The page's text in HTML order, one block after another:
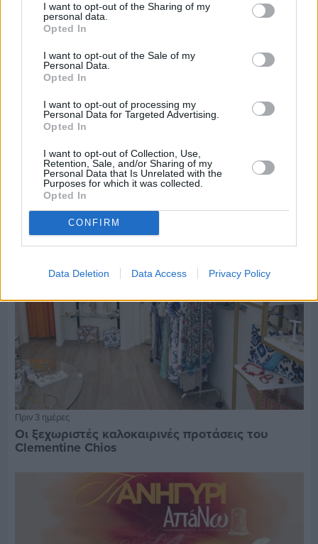
I want to opt-out of the Sharing of my
personal data.
Opted In
I want to opt-out of the Sale of my
Personal Data.
Opted In
I want to opt-out of processing my
Personal Data for Targeted Advertising.
Opted In
I want to opt-out of Collection, Use,
Retention, Sale, and/or Sharing of my
Personal Data that Is Unrelated with the
Purposes for which it was collected.
Opted In
CONFIRM
Data Deletion Data Access Privacy Policy
Οδηγοί Δασικών Υπηρεσιών: Ζητούν ένταξη στο
ανθυγιεινό επίδομα
Διαφήμιση
Πριν 3 ημέρες
Οι ξεχωριστές καλοκαιρινές προτάσεις του
Clementine Chios